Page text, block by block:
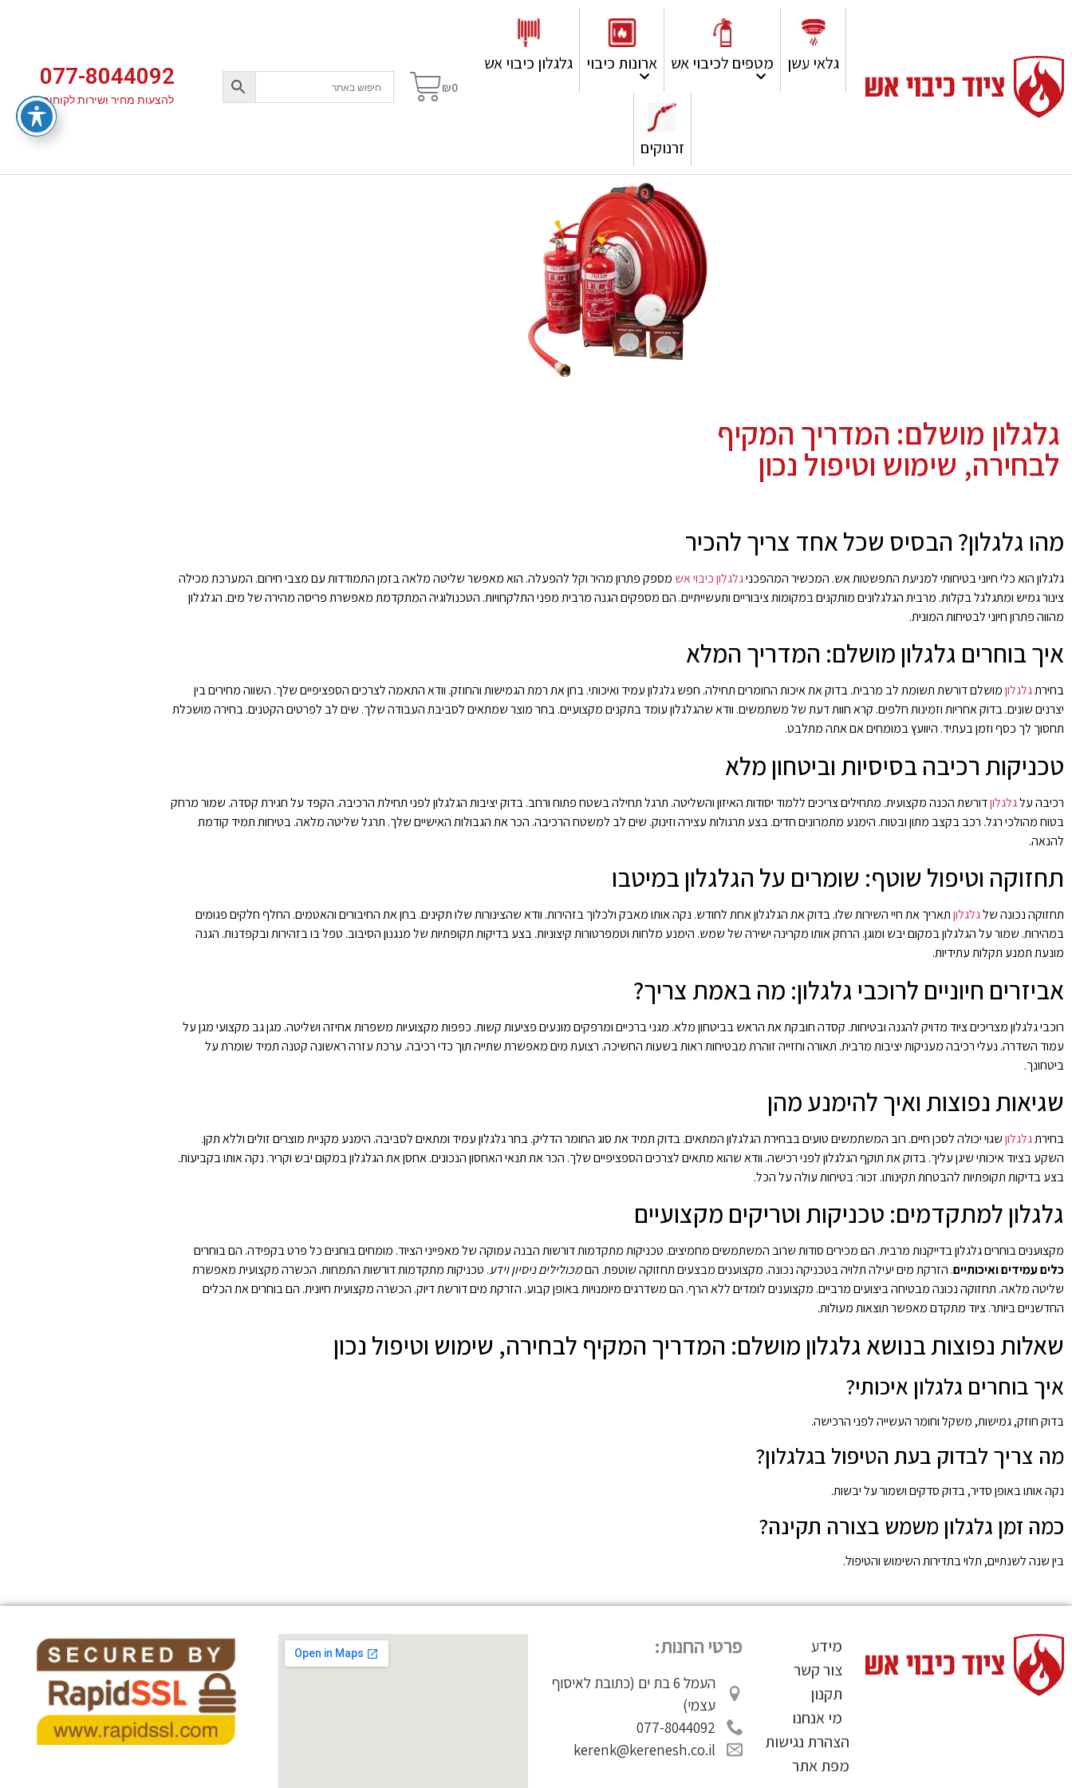
גלאי עשן מטפים לכיבוי אש ארונות כיבוי גלגלון כיבוי אש
זרנוקים
₪0
077-8044092
להצעות מחיר ושירות לקוחות
גלגלון מושלם: המדריך המקיף
לבחירה, שימוש וטיפול נכון
מהו גלגלון? הבסיס שכל אחד צריך להכיר
גלגלון הוא כלי חיוני בטיחותי למניעת התפשטות אש. המכשיר המהפכניגלגלון כיבוי אש מספק פתרון מהיר וקל להפעלה. הוא מאפשר שליטה מלאה בזמן התמודדות עם מצבי חירום. המערכת מכילה
צינור גמיש ומתגלגל בקלות. מרבית הגלגלונים מותקנים במקומות ציבוריים ותעשייתיים. הם מספקים הגנה מרבית מפני התלקחויות. הטכנולוגיה המתקדמת מאפשרת פריסה מהירה של מים. הגלגלון
מהווה פתרון חיוני לבטיחות המונית.
איך בוחרים גלגלון מושלם: המדריך המלא
בחירתגלגלוןמושלם דורשת תשומת לב מרבית. בדוק את איכות החומרים תחילה. חפש גלגלון עמיד ואיכותי. בחן את רמת הגמישות והחוזק. וודא התאמה לצרכים הספציפיים שלך. השווה מחירים בין
יצרנים שונים. בדוק אחריות וזמינות חלפים. קרא חוות דעת של משתמשים. וודא שהגלגלון עומד בתקנים מקצועיים. בחר מוצר שמתאים לסביבת העבודה שלך. שים לב לפרטים הקטנים. בחירה מושכלת
תחסוך לך כסף וזמן בעתיד. היוועץ במומחים אם אתה מתלבט.
טכניקות רכיבה בסיסיות וביטחון מלא
רכיבה עלגלגלוןדורשת הכנה מקצועית. מתחילים צריכים ללמוד יסודות האיזון והשליטה. תרגל תחילה בשטח פתוח ורחב. בדוק יציבות הגלגלון לפני תחילת הרכיבה. הקפד על חגירת קסדה. שמור מרחק
בטוח מהולכי רגל. רכב בקצב מתון ובטוח. הימנע מתמרונים חדים. בצע תרגולות עצירה וזינוק. שים לב למשטח הרכיבה. הכר את הגבולות האישיים שלך. תרגל שליטה מלאה. בטיחות תמיד קודמת
להנאה.
תחזוקה וטיפול שוטף: שומרים על הגלגלון במיטבו
תחזוקה נכונה שלגלגלוןתאריך את חיי השירות שלו. בדוק את הגלגלון אחת לחודש. נקה אותו מאבק ולכלוך בזהירות. וודא שהצינורות שלו תקינים. בחן את החיבורים והאטמים. החלף חלקים פגומים
במהירות. שמור על הגלגלון במקום יבש ומוגן. הרחק אותו מקרינה ישירה של שמש. הימנע מלחות וטמפרטורות קיצוניות. בצע בדיקות תקופתיות של מנגנון הסיבוב. טפל בו בזהירות ובקפדנות. הגנה
מונעת תמנע תקלות עתידיות.
אביזרים חיוניים לרוכבי גלגלון: מה באמת צריך?
רוכבי גלגלון מצריכים ציוד מדויק להגנה ובטיחות. קסדה חובקת את הראש בביטחון מלא. מגני ברכיים ומרפקים מונעים פציעות קשות. כפפות מקצועיות משפרות אחיזה ושליטה. מגן גב מקצועי מגן על
עמוד השדרה. נעלי רכיבה מעניקות יציבות מרבית. תאורה וחזייה זוהרת מבטיחות ראות בשעות החשיכה. רצועת מים מאפשרת שתייה תוך כדי רכיבה. ערכת עזרה ראשונה קטנה תמיד שומרת על
ביטחונך.
שגיאות נפוצות ואיך להימנע מהן
בחירתגלגלוןשגוי יכולה לסכן חיים. רוב המשתמשים טועים בבחירת הגלגלון המתאים. בדוק תמיד את סוג החומר הדליק. בחר גלגלון עמיד ומתאים לסביבה. הימנע מקניית מוצרים זולים וללא תקן.
השקע בציוד איכותי שיגן עליך. בדוק את תוקף הגלגלון לפני רכישה. וודא שהוא מתאים לצרכים הספציפיים שלך. הכר את תנאי האחסון הנכונים. אחסן את הגלגלון במקום יבש וקריר. נקה אותו בקביעות.
בצע בדיקות תקופתיות להבטחת תקינותו. זכור: בטיחות עולה על הכל.
גלגלון למתקדמים: טכניקות וטריקים מקצועיים
מקצוענים בוחרים גלגלון בדייקנות מרבית. הם מכירים סודות שרוב המשתמשים מחמיצים. טכניקות מתקדמות דורשות הבנה עמוקה של מאפייני הציוד. מומחים בוחנים כל פרט בקפידה. הם בוחרים
כלים עמידים ואיכותיים. הזרקת מים יעילה תלויה בטכניקה נכונה. מקצוענים מבצעים תחזוקה שוטפת. הםמכולילים ניסיון וידע. טכניקות מתקדמות דורשות התמחות. הכשרה מקצועית מאפשרת
שליטה מלאה. תחזוקה נכונה מבטיחה ביצועים מרביים. מקצוענים לומדים ללא הרף. הם משדרגים מיומנויות באופן קבוע. הזרקת מים דורשת דיוק. הכשרה מקצועית חיונית. הם בוחרים את הכלים
החדשניים ביותר. ציוד מתקדם מאפשר תוצאות מעולות.
שאלות נפוצות בנושא גלגלון מושלם: המדריך המקיף לבחירה, שימוש וטיפול נכון
איך בוחרים גלגלון איכותי?
בדוק חוזק, גמישות, משקל וחומר העשייה לפני הרכישה.
מה צריך לבדוק בעת הטיפול בגלגלון?
נקה אותו באופן סדיר, בדוק סדקים ושמור על יבשות.
כמה זמן גלגלון משמש בצורה תקינה?
בין שנה לשנתיים, תלוי בתדירות השימוש והטיפול.
מידע
צור קשר
תקנון
מי אנחנו
הצהרת נגישות
מפת אתר
פרטי החנות:
העמל 6 בת ים (כתובת לאיסוף
עצמי)
077-8044092
kerenk@kerenesh.co.il